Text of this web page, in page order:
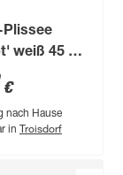
Plissee
weiß 45 x
€
nach Hause
in Troisdorf